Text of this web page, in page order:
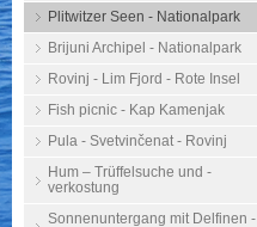
Plitwitzer Seen - Nationalpark
Brijuni Archipel - Nationalpark
Rovinj - Lim Fjord - Rote Insel
Fish picnic - Kap Kamenjak
Pula - Svetvinčenat - Rovinj
Hum – Trüffelsuche und -
verkostung
Sonnenuntergang mit Delfinen -